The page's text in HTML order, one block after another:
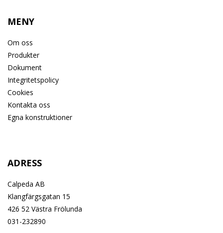
MENY
Om oss
Produkter
Dokument
Integritetspolicy
Cookies
Kontakta oss
Egna konstruktioner
ADRESS
Calpeda AB
Klangfärgsgatan 15
426 52 Västra Frölunda
031-232890